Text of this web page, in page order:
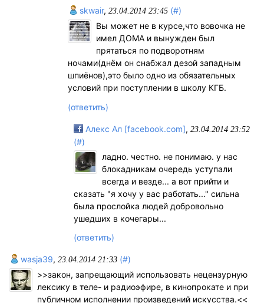
skwair,23.04.2014 23:45 (#)
Вы может не в курсе,что вовочка не
имел ДОМА и вынужден был
прятаться по подворотням
ночами(днём он снабжал дезой западным
шпиёнов),это было одно из обязательных
условий при поступлении в школу КГБ.
(ответить)
Алекс Ал [facebook.com], 23.04.2014 23:52
(#)
ладно. честно. не понимаю. у нас
блокадникам очередь уступали
всегда и везде... а вот прийти и
сказать "я хочу у вас работать..." сильна
была прослойка людей добровольно
ушедших в кочегары...
(ответить)
wasja39, 23.04.2014 21:33 (#)
>>закон, запрещающий использовать нецензурную
лексику в теле- и радиоэфире, в кинопрокате и при
публичном исполнении произведений искусства.<<